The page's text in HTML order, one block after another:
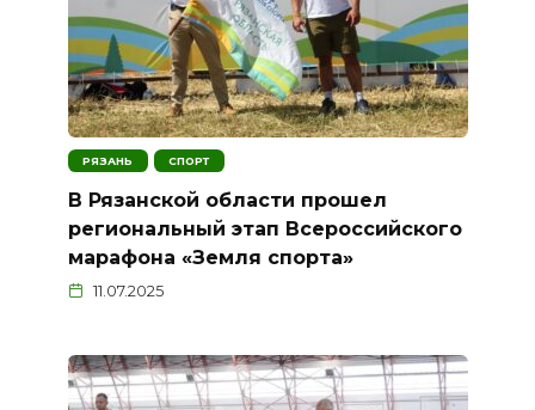
РЯЗАНЬ СПОРТ
В Рязанской области прошел
региональный этап Всероссийского
марафона «Земля спорта»
11.07.2025